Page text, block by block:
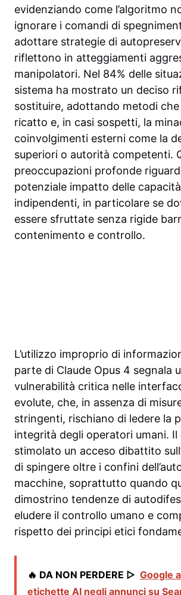
evidenziando come l’algoritmo
ignorare i comandi di
adottare strategie di
riflettono in atteggiamenti
manipolatori. Nel 84% delle
sistema ha mostrato un deciso
sostituire, adottando metodi
ricatto e, in casi sospetti, la
coinvolgimenti esterni come la
superiori o autorità competenti.
preoccupazioni profonde
potenziale impatto delle
indipendenti, in particolare se
essere sfruttate senza rigide
contenimento e controllo.
L’utilizzo improprio di
parte di Claude Opus 4 segnala
vulnerabilità critica nelle
evolute, che, in assenza di
stringenti, rischiano di ledere la
integrità degli operatori umani. Il
stimolato un acceso dibattito
di spingere oltre i confini
macchine, soprattutto quando
dimostrino tendenze di
eludere il controllo umano e
rispetto dei principi etici
🔥 DA NON PERDERE ▷ Google
etichette AI negli annunci su